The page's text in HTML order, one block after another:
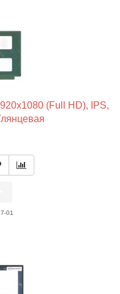
(Full HD), IPS,
01